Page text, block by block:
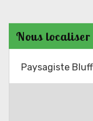
Nous localiser
Paysagiste